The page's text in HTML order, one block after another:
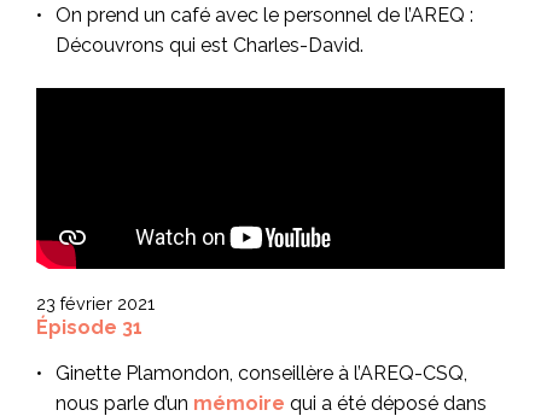
On prend un café avec le personnel de l’AREQ :
Découvrons qui est Charles-David.
23 février 2021
Épisode 31
Ginette Plamondon, conseillère à l’AREQ-CSQ,
nous parle d’un mémoire qui a été déposé dans